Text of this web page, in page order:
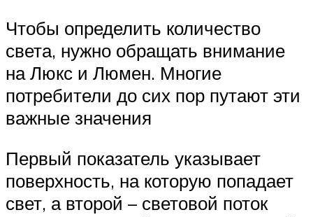
Чтобы определить количество
света, нужно обращать внимание
на Люкс и Люмен. Многие
потребители до сих пор путают эти
важные значения
Первый показатель указывает
поверхность, на которую попадает
свет, а второй – световой поток